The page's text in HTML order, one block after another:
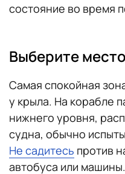
состояние во время
Выберите место
Самая спокойная
у крыла. На корабле
нижнего уровня,
судна, обычно
Не садитесь против
автобуса или